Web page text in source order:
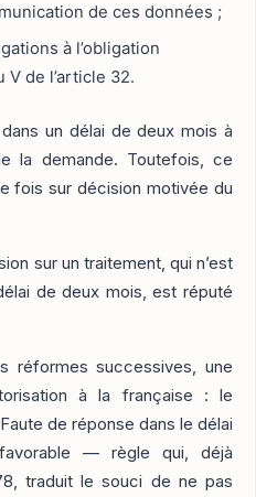
de ces données ;
à l’obligation
V de l’article 32.
un délai de deux mois à
la demande. Toutefois, ce
fois sur décision motivée du
sur un traitement, qui n’est
de deux mois, est réputé
réformes successives, une
à la française : le
de réponse dans le délai
— règle qui, déjà
traduit le souci de ne pas